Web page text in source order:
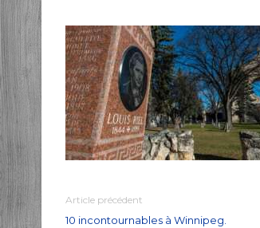
Article précédent
10 incontournables à Winnipeg.